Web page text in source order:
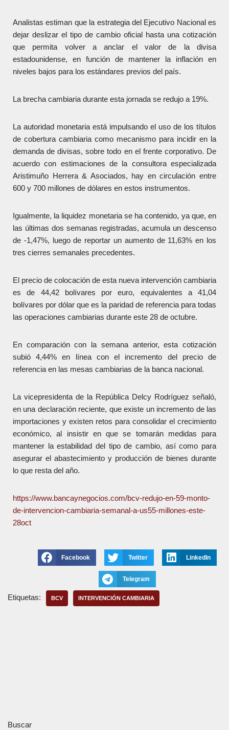
Analistas estiman que la estrategia del Ejecutivo Nacional es
dejar deslizar el tipo de cambio oficial hasta una cotización
que permita volver a anclar el valor de la divisa
estadounidense, en función de mantener la inflación en
niveles bajos para los estándares previos del país.
La brecha cambiaria durante esta jornada se redujo a 19%.
La autoridad monetaria está impulsando el uso de los títulos
de cobertura cambiaria como mecanismo para incidir en la
demanda de divisas, sobre todo en el frente corporativo. De
acuerdo con estimaciones de la consultora especializada
Aristimuño Herrera & Asociados, hay en circulación entre
600 y 700 millones de dólares en estos instrumentos.
Igualmente, la liquidez monetaria se ha contenido, ya que, en
las últimas dos semanas registradas, acumula un descenso
de -1,47%, luego de reportar un aumento de 11,63% en los
tres cierres semanales precedentes.
El precio de colocación de esta nueva intervención cambiaria
es de 44,42 bolívares por euro, equivalentes a 41,04
bolívares por dólar que es la paridad de referencia para todas
las operaciones cambiarias durante este 28 de octubre.
En comparación con la semana anterior, esta cotización
subió 4,44% en línea con el incremento del precio de
referencia en las mesas cambiarias de la banca nacional.
La vicepresidenta de la República Delcy Rodríguez señaló,
en una declaración reciente, que existe un incremento de las
importaciones y existen retos para consolidar el crecimiento
económico, al insistir en que se tomarán medidas para
mantener la estabilidad del tipo de cambio, así como para
asegurar el abastecimiento y producción de bienes durante
lo que resta del año.
https://www.bancaynegocios.com/bcv-redujo-en-59-monto-
de-intervencion-cambiaria-semanal-a-us55-millones-este-
28oct
Facebook Twitter LinkedIn
Telegram
Etiquetas: BCV INTERVENCIÓN CAMBIARIA
Buscar